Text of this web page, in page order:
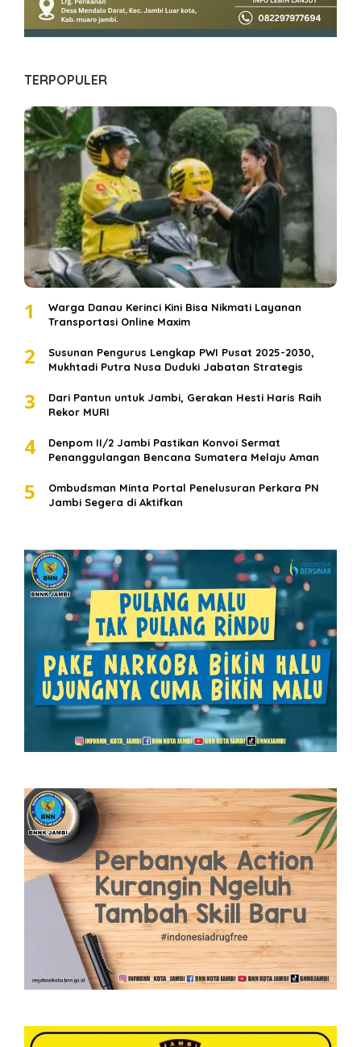
TERPOPULER
1
Warga Danau Kerinci Kini Bisa Nikmati Layanan
Transportasi Online Maxim
2
Susunan Pengurus Lengkap PWI Pusat 2025-2030,
Mukhtadi Putra Nusa Duduki Jabatan Strategis
3
Dari Pantun untuk Jambi, Gerakan Hesti Haris Raih
Rekor MURI
4
Denpom II/2 Jambi Pastikan Konvoi Sermat
Penanggulangan Bencana Sumatera Melaju Aman
5
Ombudsman Minta Portal Penelusuran Perkara PN
Jambi Segera di Aktifkan